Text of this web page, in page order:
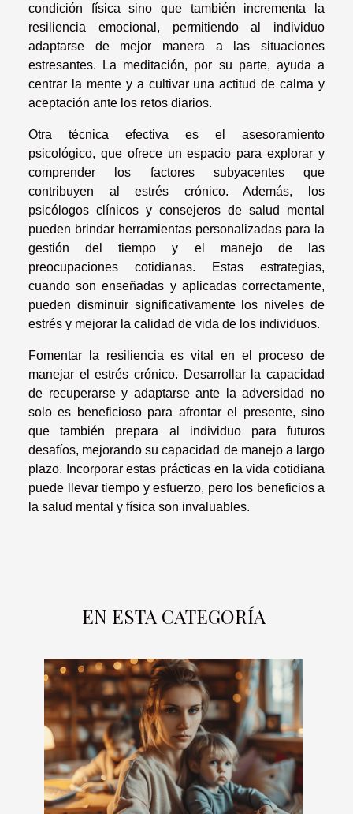
condición física sino que también incrementa la
resiliencia emocional, permitiendo al individuo
adaptarse de mejor manera a las situaciones
estresantes. La meditación, por su parte, ayuda a
centrar la mente y a cultivar una actitud de calma y
aceptación ante los retos diarios.
Otra técnica efectiva es el asesoramiento
psicológico, que ofrece un espacio para explorar y
comprender los factores subyacentes que
contribuyen al estrés crónico. Además, los
psicólogos clínicos y consejeros de salud mental
pueden brindar herramientas personalizadas para la
gestión del tiempo y el manejo de las
preocupaciones cotidianas. Estas estrategias,
cuando son enseñadas y aplicadas correctamente,
pueden disminuir significativamente los niveles de
estrés y mejorar la calidad de vida de los individuos.
Fomentar la resiliencia es vital en el proceso de
manejar el estrés crónico. Desarrollar la capacidad
de recuperarse y adaptarse ante la adversidad no
solo es beneficioso para afrontar el presente, sino
que también prepara al individuo para futuros
desafíos, mejorando su capacidad de manejo a largo
plazo. Incorporar estas prácticas en la vida cotidiana
puede llevar tiempo y esfuerzo, pero los beneficios a
la salud mental y física son invaluables.
EN ESTA CATEGORÍA